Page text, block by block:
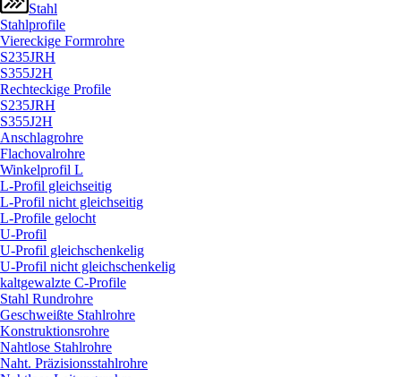
Stahl
Stahlprofile
Viereckige Formrohre
S235JRH
S355J2H
Rechteckige Profile
S235JRH
S355J2H
Anschlagrohre
Flachovalrohre
Winkelprofil L
L-Profil gleichseitig
L-Profil nicht gleichseitig
L-Profile gelocht
U-Profil
U-Profil gleichschenkelig
U-Profil nicht gleichschenkelig
kaltgewalzte C-Profile
Stahl Rundrohre
Geschweißte Stahlrohre
Konstruktionsrohre
Nahtlose Stahlrohre
Naht. Präzisionsstahlrohre